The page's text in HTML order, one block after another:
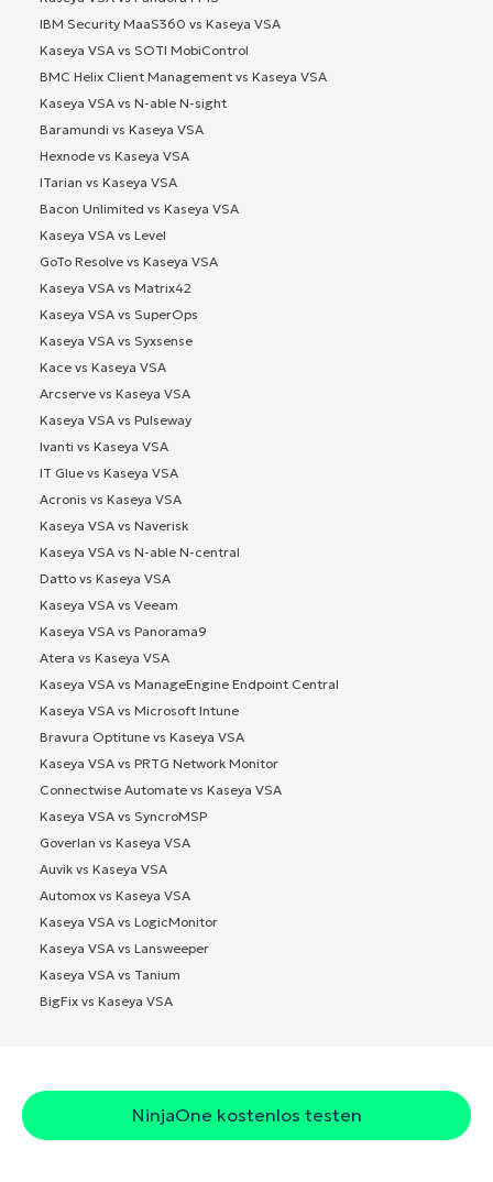
IBM Security MaaS360 vs Kaseya VSA
Kaseya VSA vs SOTI MobiControl
BMC Helix Client Management vs Kaseya VSA
Kaseya VSA vs N-able N-sight
Baramundi vs Kaseya VSA
Hexnode vs Kaseya VSA
ITarian vs Kaseya VSA
Bacon Unlimited vs Kaseya VSA
Kaseya VSA vs Level
GoTo Resolve vs Kaseya VSA
Kaseya VSA vs Matrix42
Kaseya VSA vs SuperOps
Kaseya VSA vs Syxsense
Kace vs Kaseya VSA
Arcserve vs Kaseya VSA
Kaseya VSA vs Pulseway
Ivanti vs Kaseya VSA
IT Glue vs Kaseya VSA
Acronis vs Kaseya VSA
Kaseya VSA vs Naverisk
Kaseya VSA vs N-able N-central
Datto vs Kaseya VSA
Kaseya VSA vs Veeam
Kaseya VSA vs Panorama9
Atera vs Kaseya VSA
Kaseya VSA vs ManageEngine Endpoint Central
Kaseya VSA vs Microsoft Intune
Bravura Optitune vs Kaseya VSA
Kaseya VSA vs PRTG Network Monitor
Connectwise Automate vs Kaseya VSA
Kaseya VSA vs SyncroMSP
Goverlan vs Kaseya VSA
Auvik vs Kaseya VSA
Automox vs Kaseya VSA
Kaseya VSA vs LogicMonitor
Kaseya VSA vs Lansweeper
Kaseya VSA vs Tanium
BigFix vs Kaseya VSA
NinjaOne kostenlos testen